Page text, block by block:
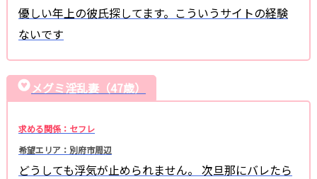
優しい年上の彼氏探してます。こういうサイトの経験
ないです
メグミ淫乱妻（47歳）
求める関係：セフレ
希望エリア：別府市周辺
どうしても浮気が止められません。 次旦那にバレたら